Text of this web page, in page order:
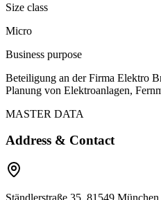
Size class
Micro
Business purpose
Beteiligung an der Firma Elektro
Planung von Elektroanlagen,
MASTER DATA
Address & Contact